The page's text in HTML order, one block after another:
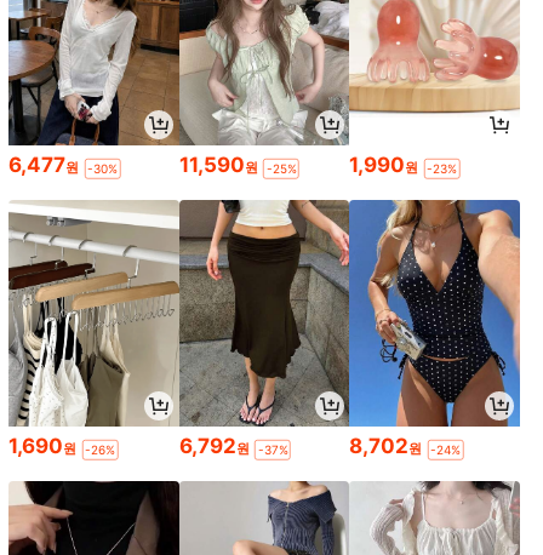
6,477원 -30% 11,590원 -25% 1,990원 -23%
1,690원 -26% 6,792원 -37% 8,702원 -24%